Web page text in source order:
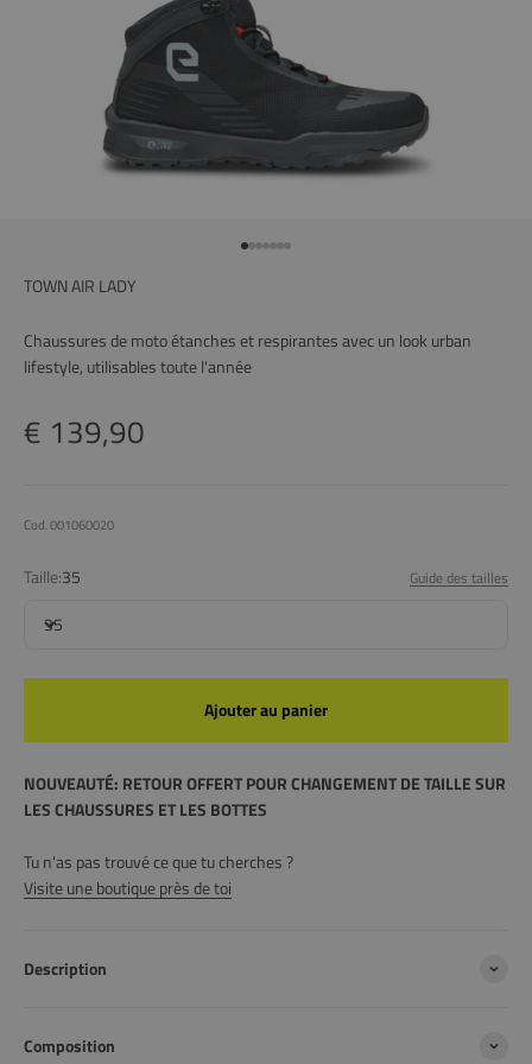
Aller à l'article 1
Aller à l'article 2
Aller à l'article 3
Aller à l'article 4
Aller à l'article 5
Aller à l'article 6
Aller à l'article 7
TOWN AIR LADY
Chaussures de moto étanches et respirantes avec un look urban
lifestyle, utilisables toute l'année
Prix remisé
€ 139,90
Cod. 001060020
Taille:35 Guide des tailles
35
Ajouter au panier
NOUVEAUTÉ: RETOUR OFFERT POUR CHANGEMENT DE TAILLE SUR
LES CHAUSSURES ET LES BOTTES
Tu n'as pas trouvé ce que tu cherches ?
Visite une boutique près de toi
Description
Composition